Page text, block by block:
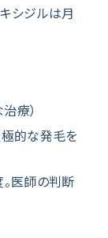
シジルは月
療）
的な発毛を
医師の判断